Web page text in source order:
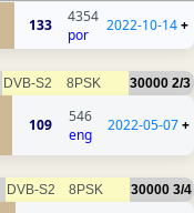
133
4354
por
2022-10-14+
DVB-S2 8PSK 30000 2/3
109
546
eng
2022-05-07+
DVB-S2 8PSK 30000 3/4